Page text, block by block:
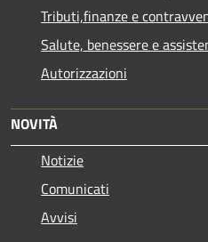
Tributi,finanze e
Salute, benessere e
Autorizzazioni
NOVITÀ
Notizie
Comunicati
Avvisi